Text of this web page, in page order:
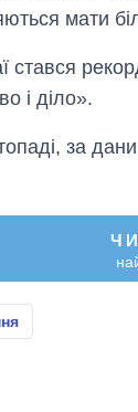
мати
стався
і діло».
за